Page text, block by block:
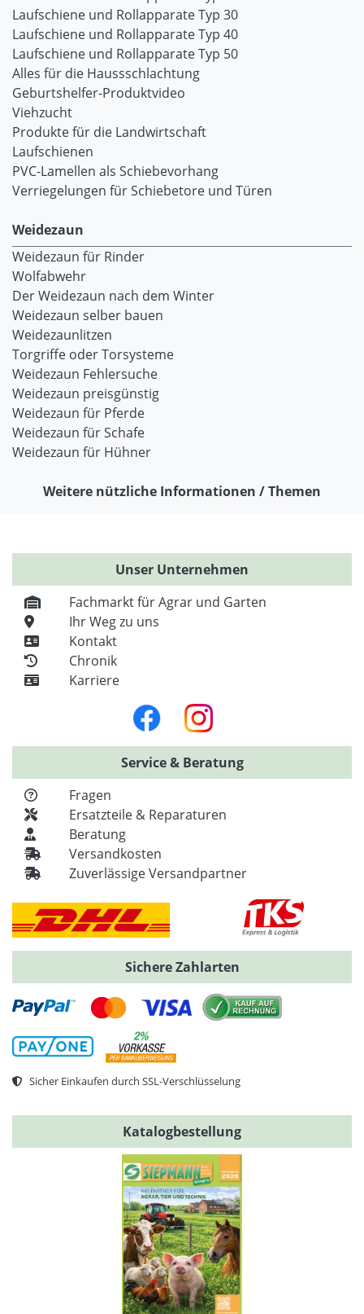
Laufschiene und Rollapparate Typ 30
Laufschiene und Rollapparate Typ 40
Laufschiene und Rollapparate Typ 50
Alles für die Haussschlachtung
Geburtshelfer-Produktvideo
Viehzucht
Produkte für die Landwirtschaft
Laufschienen
PVC-Lamellen als Schiebevorhang
Verriegelungen für Schiebetore und Türen
Weidezaun
Weidezaun für Rinder
Wolfabwehr
Der Weidezaun nach dem Winter
Weidezaun selber bauen
Weidezaunlitzen
Torgriffe oder Torsysteme
Weidezaun Fehlersuche
Weidezaun preisgünstig
Weidezaun für Pferde
Weidezaun für Schafe
Weidezaun für Hühner
Weitere nützliche Informationen / Themen
Unser Unternehmen
Fachmarkt für Agrar und Garten
Ihr Weg zu uns
Kontakt
Chronik
Karriere
Service & Beratung
Fragen
Ersatzteile & Reparaturen
Beratung
Versandkosten
Zuverlässige Versandpartner
Sichere Zahlarten
Sicher Einkaufen durch SSL-Verschlüsselung
Katalogbestellung